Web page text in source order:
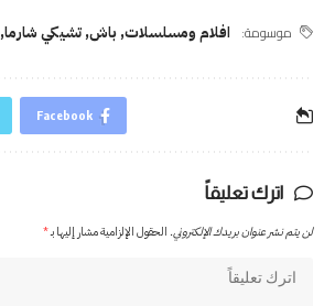
موسومة: افلام ومسلسلات,باش,تشيكي شارما,
Facebook
اترك تعليقاً
لن يتم نشر عنوان بريدك الإلكتروني. الحقول الإلزامية مشار إليها بـ*